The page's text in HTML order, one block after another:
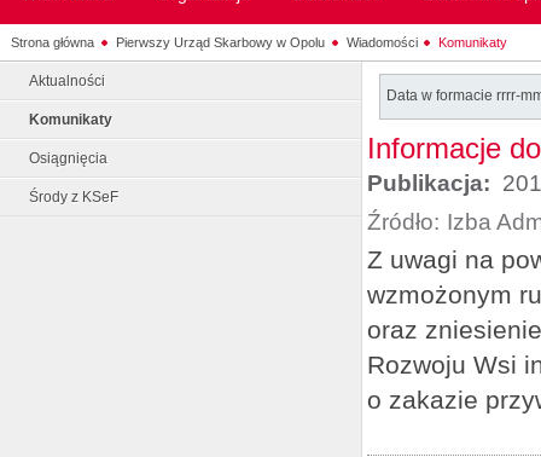
Strona główna Pierwszy Urząd Skarbowy w Opolu Wiadomości Komunikaty
Aktualności
Komunikaty
Osiągnięcia
Środy z KSeF
Data w formacie rrrr-
Informacje
Publikacja:
Źródło: Izba
Z uwagi na
wzmożonym
oraz
Rozwoju Wsi
o zakazie